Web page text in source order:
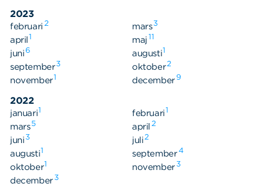
2023
februari 2 mars3
april1 maj 11
juni6 augusti1
september3 oktober2
november1 december9
2022
januari1 februari1
mars5 april 2
juni3 juli2
augusti1 september4
oktober1 november3
december3